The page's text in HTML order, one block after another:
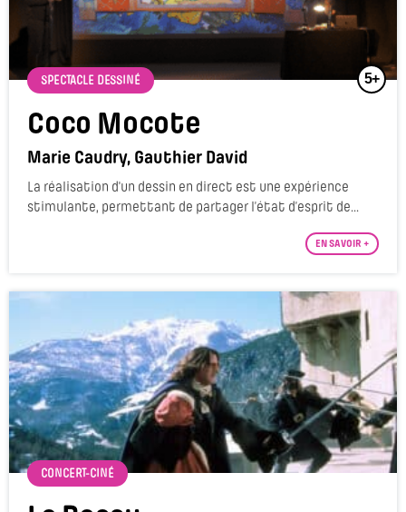
5+
SPECTACLE DESSINÉ
Coco Mocote
Marie Caudry, Gauthier David
La réalisation d'un dessin en direct est une expérience
stimulante, permettant de partager l’état d’esprit de...
EN SAVOIR +
CONCERT-CINÉ